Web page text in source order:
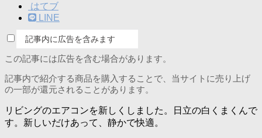
はてブ
LINE
記事内に広告を含みます
この記事には広告を含む場合があります。
記事内で紹介する商品を購入することで、当サイトに売り上げ
の一部が還元されることがあります。
リビングのエアコンを新しくしました。日立の白くまくんで
す。新しいだけあって、静かで快適。